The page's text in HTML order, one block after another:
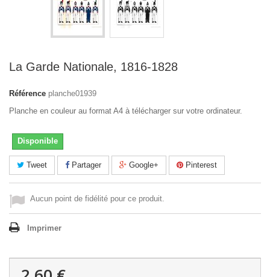
La Garde Nationale, 1816-1828
Référence planche01939
Planche en couleur au format A4 à télécharger sur votre ordinateur.
Disponible
Tweet Partager Google+ Pinterest
Aucun point de fidélité pour ce produit.
Imprimer